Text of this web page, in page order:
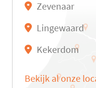
Zevenaar
Lingewaard
Kekerdom
Bekijk al onze